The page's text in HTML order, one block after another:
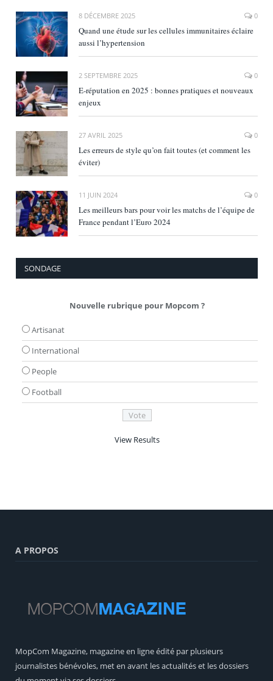
8 DÉCEMBRE 2025 0
Quand une étude sur les cellules immunitaires éclaire
aussi l’hypertension
2 SEPTEMBRE 2025 0
E‑réputation en 2025 : bonnes pratiques et nouveaux
enjeux
27 AVRIL 2025 0
Les erreurs de style qu’on fait toutes (et comment les
éviter)
11 JUIN 2024 0
Les meilleurs bars pour voir les matchs de l’équipe de
France pendant l’Euro 2024
SONDAGE
Nouvelle rubrique pour Mopcom ?
Artisanat
International
People
Football
View Results
A PROPOS
MopCom Magazine, magazine en ligne édité par plusieurs
journalistes bénévoles, met en avant les actualités et les dossiers